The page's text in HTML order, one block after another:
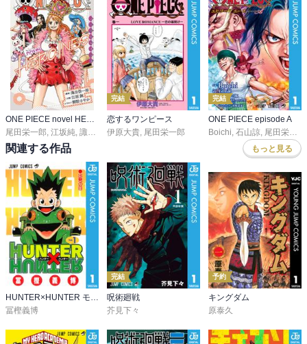
尾田栄一郎 江坂純 諏訪さやか
完結
恋するワンピース
伊原大貴 尾田栄一郎
完結
ONE PIECE episode A
Boichi 石山諒 尾田栄一郎
関連する作品 もっと見る
HUNTER×HUNTER モノクロ版
冨樫義博
完結
呪術廻戦
芥見下々
予約
キングダム
原泰久